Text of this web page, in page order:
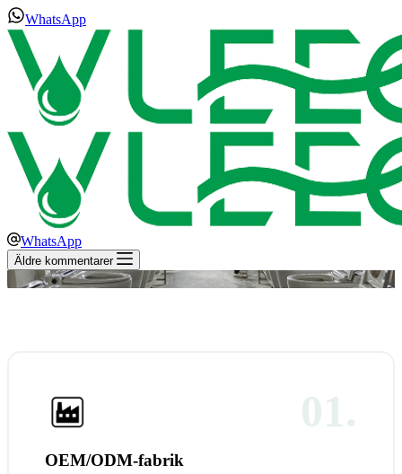
WhatsApp
WhatsApp
Äldre kommentarer
01.
OEM/ODM-fabrik